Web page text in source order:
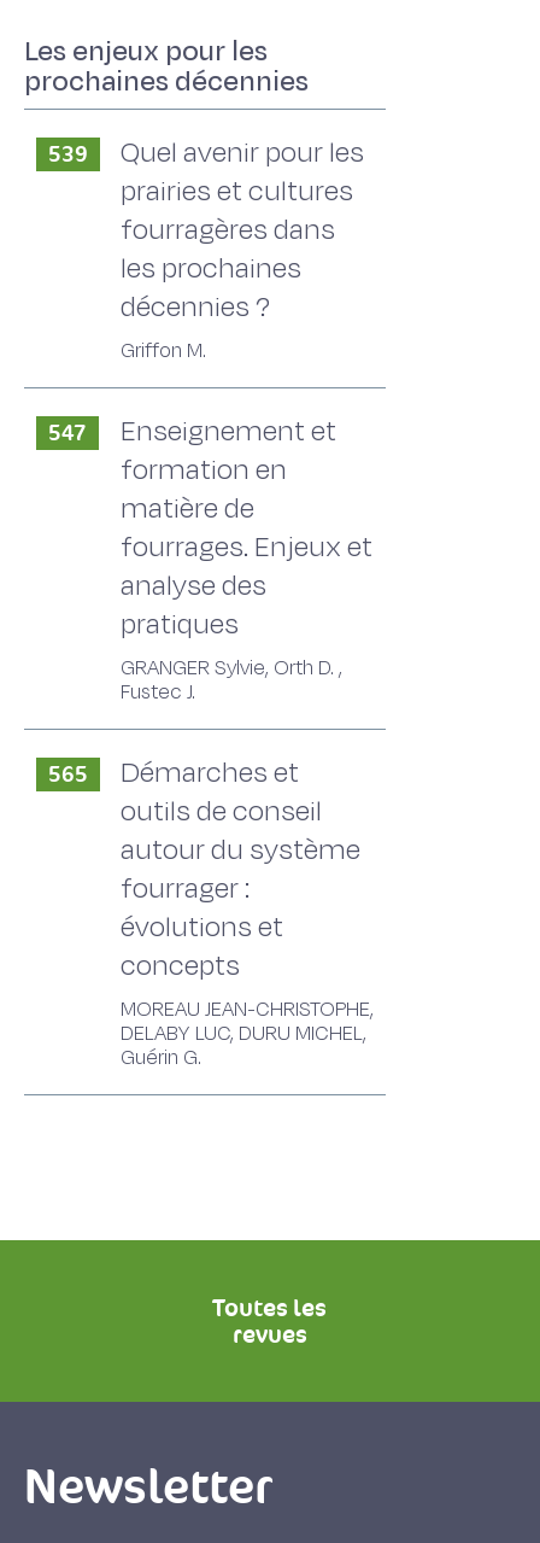
Les enjeux pour les
prochaines décennies
539
Quel avenir pour les
prairies et cultures
fourragères dans
les prochaines
décennies ?
Griffon M.
547
Enseignement et
formation en
matière de
fourrages. Enjeux et
analyse des
pratiques
GRANGER Sylvie, Orth D. ,
Fustec J.
565
Démarches et
outils de conseil
autour du système
fourrager :
évolutions et
concepts
MOREAU JEAN-CHRISTOPHE,
DELABY LUC, DURU MICHEL,
Guérin G.
Toutes les
revues
Newsletter